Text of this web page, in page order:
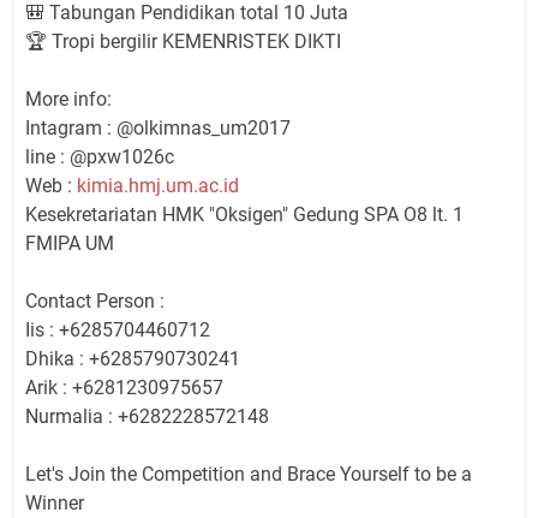
🎒 Tabungan Pendidikan total 10 Juta
🏆 Tropi bergilir KEMENRISTEK DIKTI
More info:
Intagram : @olkimnas_um2017
line : @pxw1026c
Web : kimia.hmj.um.ac.id
Kesekretariatan HMK "Oksigen" Gedung SPA O8 lt. 1
FMIPA UM
Contact Person :
Iis : +6285704460712
Dhika : +6285790730241
Arik : +6281230975657
Nurmalia : +6282228572148
Let's Join the Competition and Brace Yourself to be a
Winner